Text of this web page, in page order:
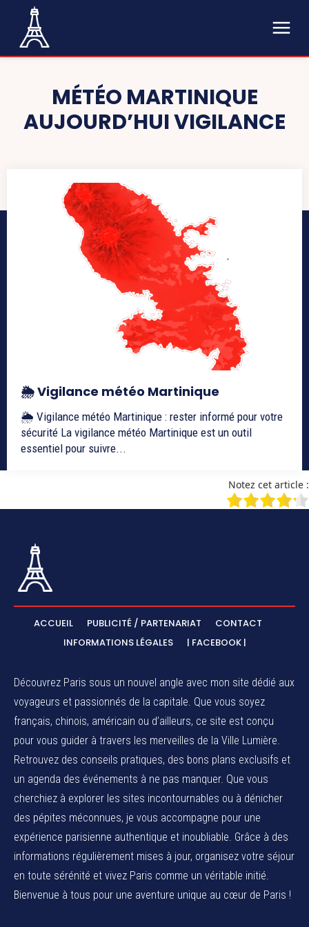
MÉTÉO MARTINIQUE
AUJOURD’HUI VIGILANCE
🌦️ Vigilance météo Martinique
🌦️ Vigilance météo Martinique : rester informé pour votre
sécurité La vigilance météo Martinique est un outil
essentiel pour suivre...
Notez cet article :
ACCUEIL PUBLICITÉ / PARTENARIAT
CONTACT
INFORMATIONS LÉGALES
| FACEBOOK |
Découvrez Paris sous un nouvel angle avec mon site dédié aux
voyageurs et passionnés de la capitale. Que vous soyez
français, chinois, américain ou d’ailleurs, ce site est conçu
pour vous guider à travers les merveilles de la Ville Lumière.
Retrouvez des conseils pratiques, des bons plans exclusifs et
un agenda des événements à ne pas manquer. Que vous
cherchiez à explorer les sites incontournables ou à dénicher
des pépites méconnues, je vous accompagne pour une
expérience parisienne authentique et inoubliable. Grâce à des
informations régulièrement mises à jour, organisez votre séjour
en toute sérénité et vivez Paris comme un véritable initié.
Bienvenue à tous pour une aventure unique au cœur de Paris !